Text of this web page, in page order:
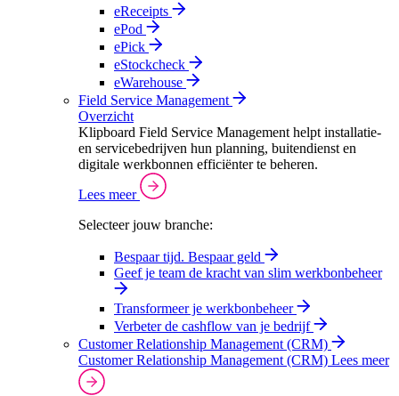
eReceipts
ePod
ePick
eStockcheck
eWarehouse
Field Service Management
Overzicht
Klipboard Field Service Management helpt installatie-
en servicebedrijven hun planning, buitendienst en
digitale werkbonnen efficiënter te beheren.
Lees meer
Selecteer jouw branche:
Bespaar tijd. Bespaar geld
Geef je team de kracht van slim werkbonbeheer
Transformeer je werkbonbeheer
Verbeter de cashflow van je bedrijf
Customer Relationship Management (CRM)
Customer Relationship Management (CRM) Lees meer